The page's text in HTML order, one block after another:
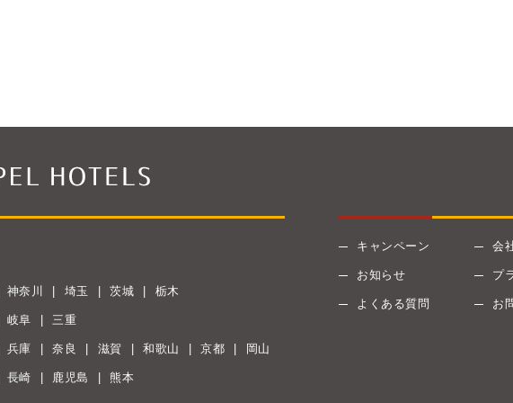
神奈川 埼玉 茨城 栃木
岐阜 三重
兵庫 奈良 滋賀 和歌山 京都 岡山
長崎 鹿児島 熊本
キャンペーン
お知らせ
よくある質問
会
プ
お